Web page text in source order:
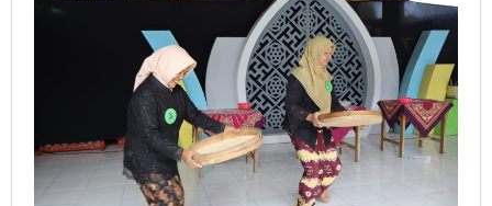
Tradisi
Lawas